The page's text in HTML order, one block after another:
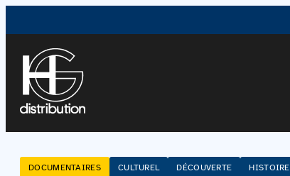
DOCUMENTAIRES CULTUREL DÉCOUVERTE HISTOIRE